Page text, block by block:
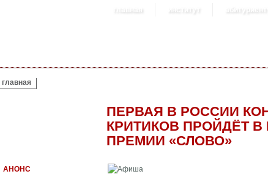
главная институт абитуриенту
ВЫ ЗДЕСЬ
главная
ПЕРВАЯ В РОССИИ
КРИТИКОВ ПРОЙДЁТ
ПРЕМИИ «СЛОВО»
АНОНС